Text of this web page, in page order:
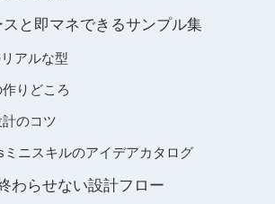
と即マネできるサンプル集
アルな型
りどころ
のコツ
ミニスキルのアイデアカタログ
わらせない設計フロー